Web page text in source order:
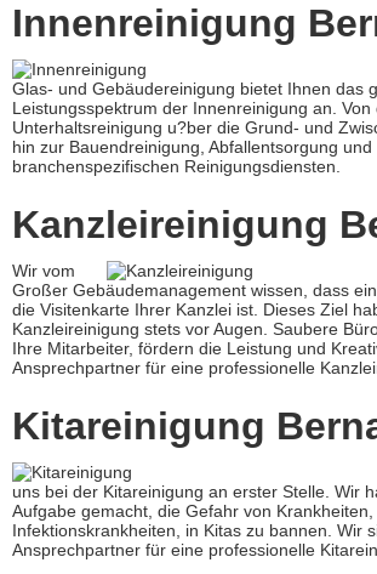
Innenreinigung
Glas- und Gebäudereinigung bietet Ihnen das
Leistungsspektrum der Innenreinigung an. Von
Unterhaltsreinigung u?ber die Grund- und
hin zur Bauendreinigung, Abfallentsorgung und
branchenspezifischen Reinigungsdiensten.
Kanzleireinigung
Wir vom
Großer Gebäudemanagement wissen, dass
die Visitenkarte Ihrer Kanzlei ist. Dieses Ziel
Kanzleireinigung stets vor Augen. Saubere
Ihre Mitarbeiter, fördern die Leistung und
Ansprechpartner für eine professionelle
Kitareinigung
uns bei der Kitareinigung an erster Stelle. Wir
Aufgabe gemacht, die Gefahr von
Infektionskrankheiten, in Kitas zu bannen. Wir
Ansprechpartner für eine professionelle